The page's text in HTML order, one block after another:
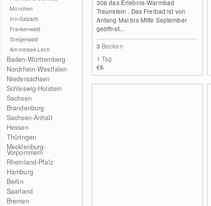
München
Inn-Salzach
Frankenwald
Steigerwald
Ammersee-Lech
Baden-Württemberg
Nordrhein-Westfalen
Niedersachsen
Schleswig-Holstein
Sachsen
Brandenburg
Sachsen-Anhalt
Hessen
Thüringen
Mecklenburg-
Vorpommern
Rheinland-Pfalz
Hamburg
Berlin
Saarland
Bremen
306 das Erlebnis-Warmbad
Traunstein . Das Freibad ist von
Anfang Mai bis Mitte September
geöffnet...
3 Becken
1 Tag
€6